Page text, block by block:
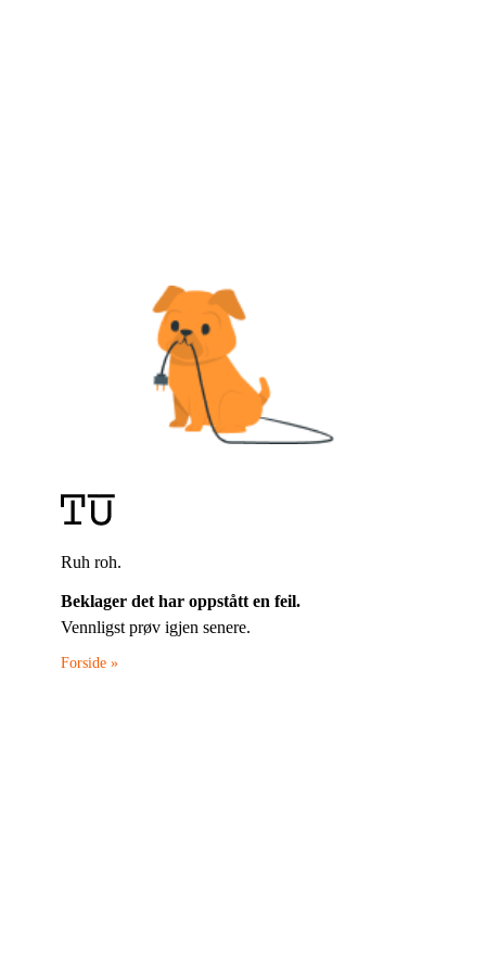
Ruh roh.
Beklager det har oppstått en feil.
Vennligst prøv igjen senere.
Forside »